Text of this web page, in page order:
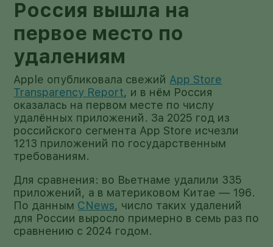
Россия вышла на
первое место по
удалениям
Apple опубликовала свежий App Store
Transparency Report, и в нём Россия
оказалась на первом месте по числу
удалённых приложений. За 2025 год из
российского сегмента App Store исчезли
1213 приложений по государственным
требованиям.
Для сравнения: во Вьетнаме удалили 335
приложений, а в материковом Китае — 196.
По данным CNews, число таких удалений
для России выросло примерно в семь раз по
сравнению с 2024 годом.